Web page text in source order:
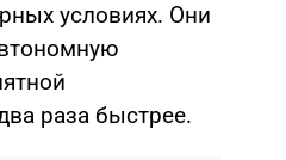
условиях. Они
раза быстрее.